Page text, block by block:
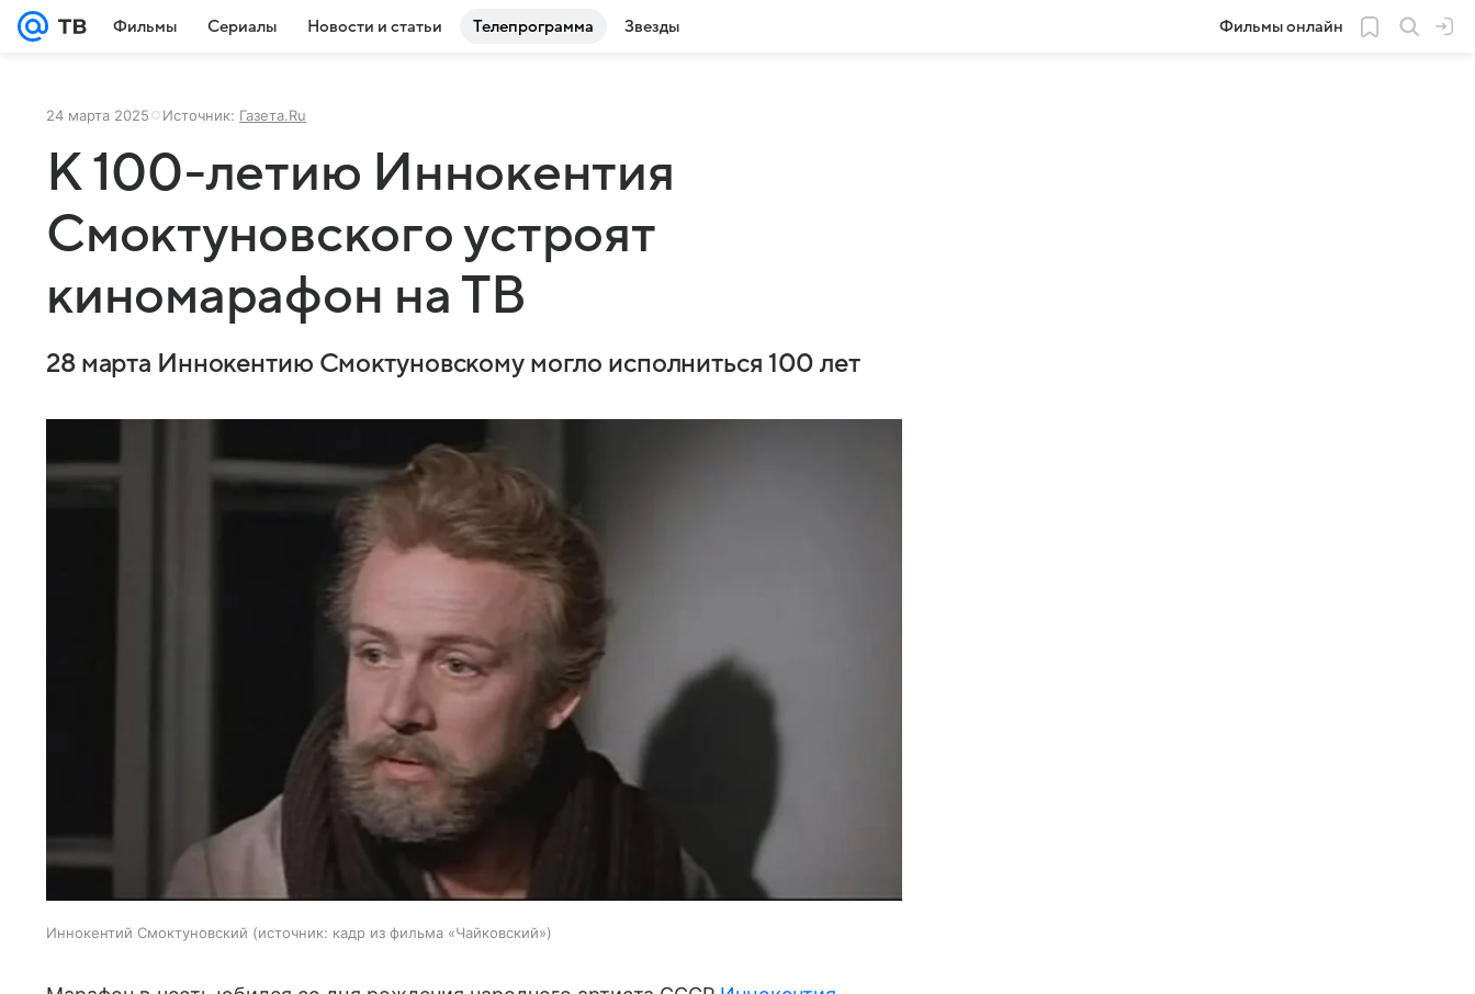
Фильмы Сериалы Новости и статьи Телепрограмма Звезды Фильмы онлайн
24 марта 2025 Источник: Газета.Ru
К 100-летию Иннокентия
Смоктуновского устроят
киномарафон на ТВ
28 марта Иннокентию Смоктуновскому могло исполниться 100 лет
Иннокентий Смоктуновский источник: кадр из фильма «Чайковский»